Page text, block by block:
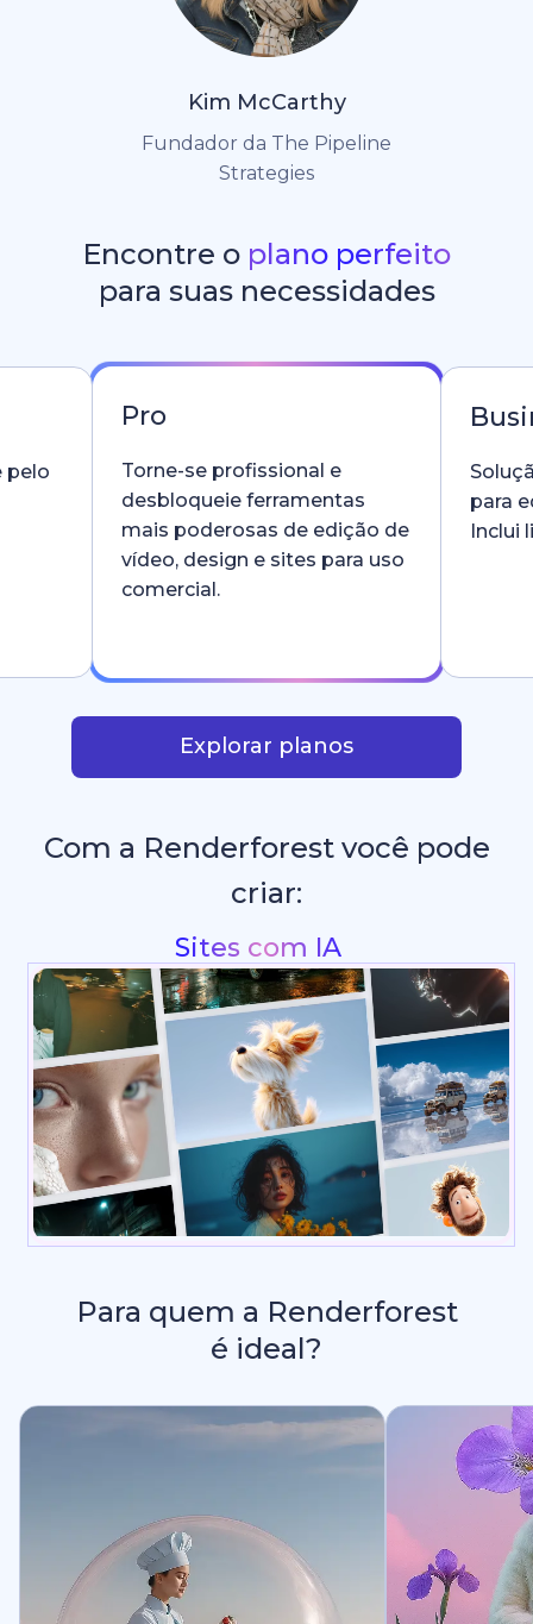
Kim McCarthy
Fundador da The Pipeline
Strategies
Encontre o plano perfeito
para suas necessidades
pelo
Pro
Torne-se profissional e
desbloqueie ferramentas
mais poderosas de edição de
vídeo, design e sites para uso
comercial.
para
Inclui
Explorar planos
Com a Renderforest você pode
criar:
Intros e Animações de Logo
Para quem a Renderforest
é ideal?